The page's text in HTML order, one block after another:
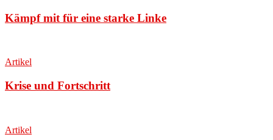
Kämpf mit für eine starke Linke
Artikel
Krise und Fortschritt
Artikel